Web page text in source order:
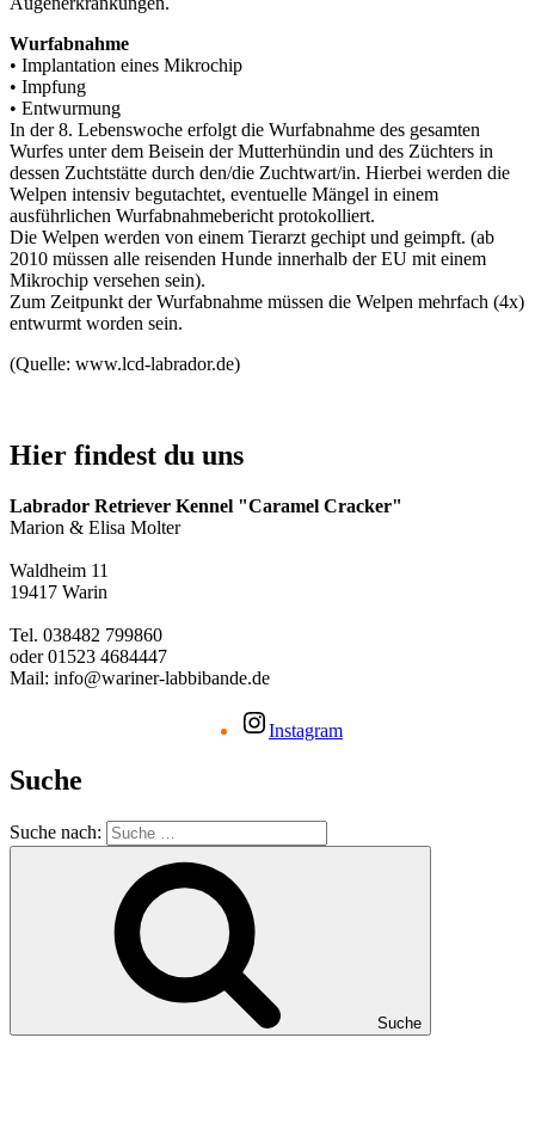
Wurfabnahme
• Implantation eines Mikrochip
• Impfung
• Entwurmung
In der 8. Lebenswoche erfolgt die Wurfabnahme des gesamten
Wurfes unter dem Beisein der Mutterhündin und des Züchters in
dessen Zuchtstätte durch den/die Zuchtwart/in. Hierbei werden die
Welpen intensiv begutachtet, eventuelle Mängel in einem
ausführlichen Wurfabnahmebericht protokolliert.
Die Welpen werden von einem Tierarzt gechipt und geimpft. (ab
2010 müssen alle reisenden Hunde innerhalb der EU mit einem
Mikrochip versehen sein).
Zum Zeitpunkt der Wurfabnahme müssen die Welpen mehrfach (4x)
entwurmt worden sein.
(Quelle: www.lcd-labrador.de)
Hier findest du uns
Labrador Retriever Kennel "Caramel Cracker"
Marion & Elisa Molter
Waldheim 11
19417 Warin
Tel. 038482 799860
oder 01523 4684447
Mail: info@wariner-labbibande.de
Instagram
Suche
Suche nach:
Suche